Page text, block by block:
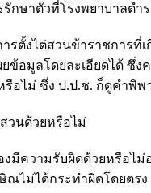
รักษาตัวที่โรงพยาบาลตำ
ตั้งไต่สวนข้าราชการที่
ยข้อมูลโดยละเอียดได้
อไม่ ซึ่ง ป.ป.ช. ก็ดูคำพิ
วนด้วยหรือไม่
มีความรับผิดด้วยหรือไ
ณไม่ได้กระทำผิดโดยตรง